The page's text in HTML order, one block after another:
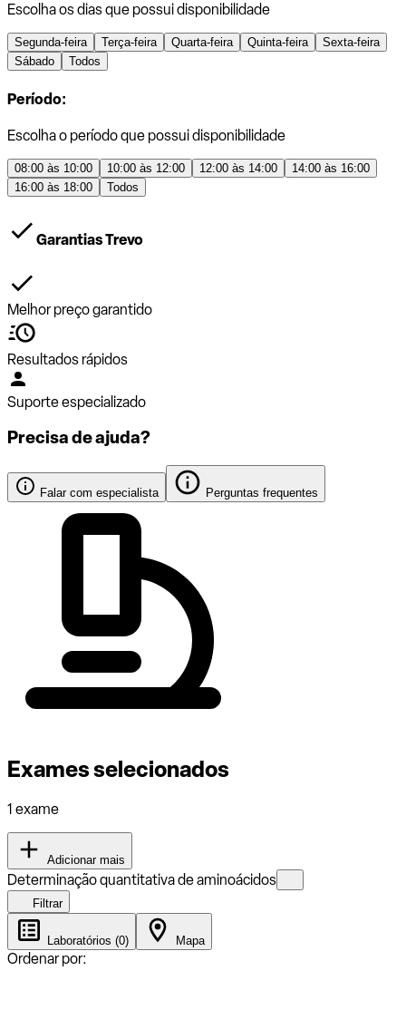
Escolha os dias que possui disponibilidade
Segunda-feira Terça-feira Quarta-feira Quinta-feira
Sexta-feira
Sábado
Todos
Período:
Escolha o período que possui disponibilidade
08:00 às 10:00 10:00 às 12:00 12:00 às 14:00
14:00 às 16:00
16:00 às 18:00
Todos
Garantias Trevo
Melhor preço garantido
Resultados rápidos
Suporte especializado
Precisa de ajuda?
Falar com especialista Perguntas frequentes
Exames selecionados
1 exame
Adicionar mais
Determinação quantitativa de aminoácidos
Filtrar
Laboratórios (0) Mapa
Ordenar por: